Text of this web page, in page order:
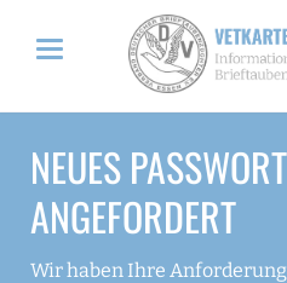
NEUES
ANGEFORDERT
Wir haben Ihre